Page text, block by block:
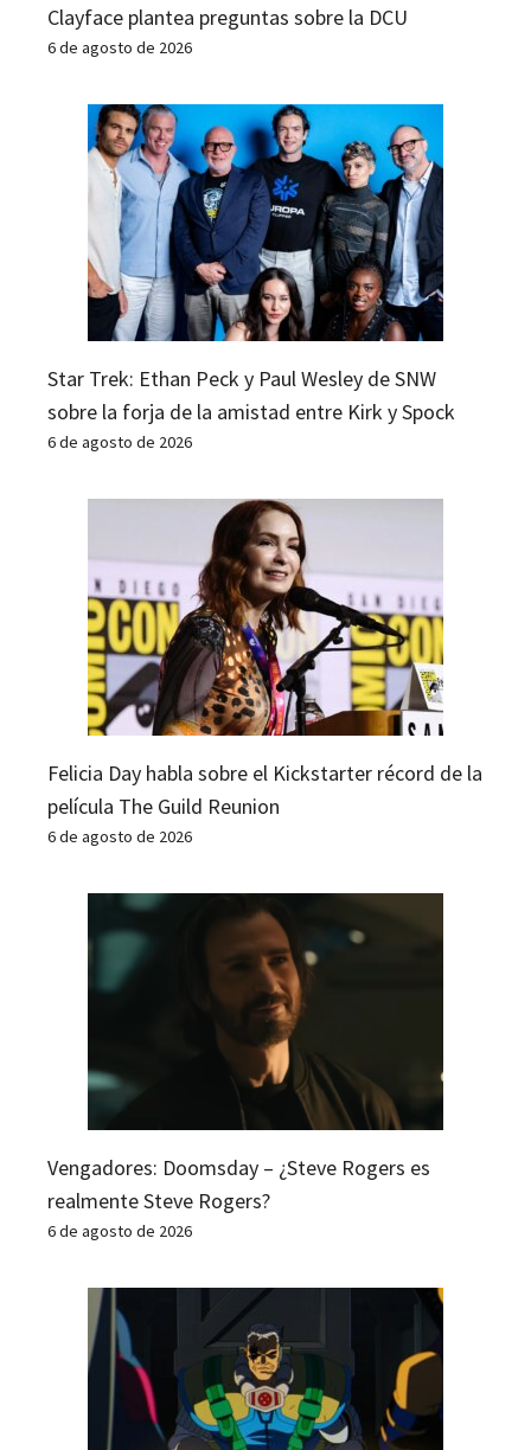
Clayface plantea preguntas sobre la DCU
6 de agosto de 2026
Star Trek: Ethan Peck y Paul Wesley de SNW
sobre la forja de la amistad entre Kirk y Spock
6 de agosto de 2026
Felicia Day habla sobre el Kickstarter récord de la
película The Guild Reunion
6 de agosto de 2026
Vengadores: Doomsday – ¿Steve Rogers es
realmente Steve Rogers?
6 de agosto de 2026